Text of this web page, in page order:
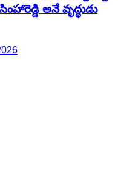
అనే వృద్ధుడు